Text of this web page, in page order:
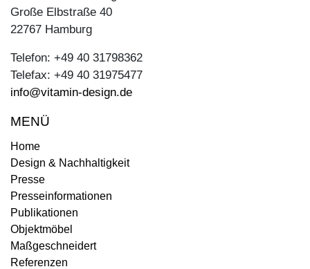
Große Elbstraße 40
22767 Hamburg
Telefon: +49 40 31798362
Telefax: +49 40 31975477
info@vitamin-design.de
MENÜ
Home
Design & Nachhaltigkeit
Presse
Presseinformationen
Publikationen
Objektmöbel
Maßgeschneidert
Referenzen